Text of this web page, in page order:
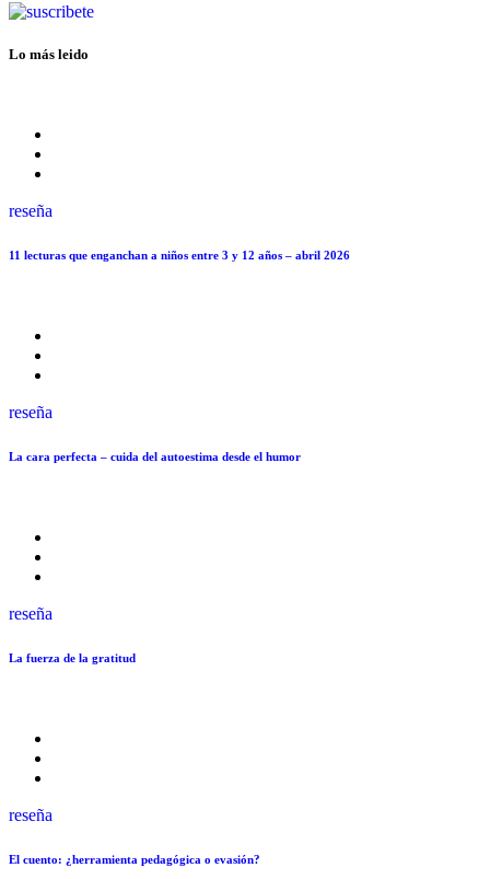
Lo más leido
reseña
11 lecturas que enganchan a niños entre 3 y 12 años – abril 2026
reseña
La cara perfecta – cuida del autoestima desde el humor
reseña
La fuerza de la gratitud
reseña
El cuento: ¿herramienta pedagógica o evasión?